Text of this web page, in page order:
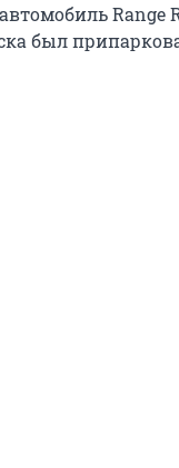
Range
был